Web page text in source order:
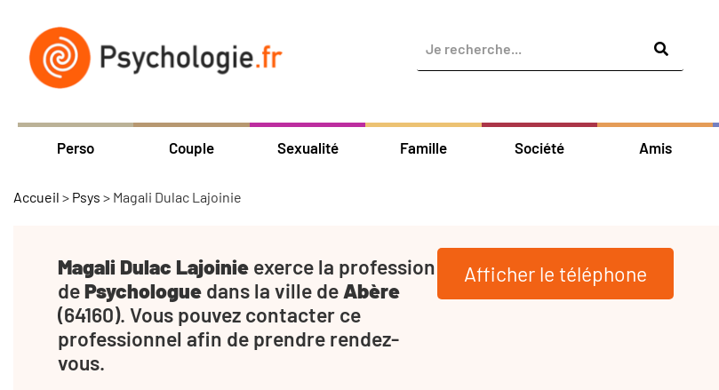
Perso Couple Sexualité Famille Société Amis
Accueil > Psys > Magali Dulac Lajoinie
Magali Dulac Lajoinie exerce la profession
dePsychologue dans la ville de Abère
(64160). Vous pouvez contacter ce
professionnel afin de prendre rendez-
vous.
Afficher le téléphone